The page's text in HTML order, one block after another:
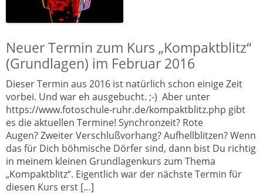
Neuer Termin zum Kurs „Kompaktblitz“
(Grundlagen) im Februar 2016
Dieser Termin aus 2016 ist natürlich schon einige Zeit
vorbei. Und war eh ausgebucht. ;-) Aber unter
https://www.fotoschule-ruhr.de/kompaktblitz.php gibt
es die aktuellen Termine! Synchronzeit? Rote
Augen? Zweiter Verschlußvorhang? Aufhellblitzen? Wenn
das für Dich böhmische Dörfer sind, dann bist Du richtig
in meinem kleinen Grundlagenkurs zum Thema
„Kompaktblitz“. Eigentlich war der nächste Termin für
diesen Kurs erst […]